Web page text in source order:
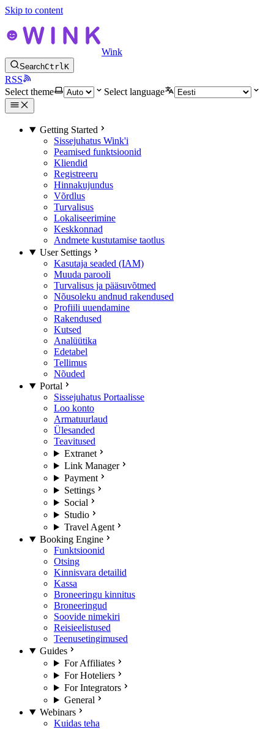
Skip to content
Wink
SearchCtrlK
RSS
Select theme
Select language
Getting Started
Sissejuhatus Wink'i
Peamised funktsioonid
Kliendid
Registreeru
Hinnakujundus
Võrdlus
Turvalisus
Lokaliseerimine
Keskkonnad
Andmete kustutamise taotlus
User Settings
Kasutaja seaded (IAM)
Muuda parooli
Turvalisus ja pääsuvõtmed
Nõusoleku andnud rakendused
Profiili uuendamine
Rakendused
Kutsed
Analüütika
Edetabel
Tellimus
Nõuded
Portal
Sissejuhatus Portaalisse
Loo konto
Armatuurlaud
Ülesanded
Teavitused
Extranet
Link Manager
Payment
Settings
Social
Studio
Travel Agent
Booking Engine
Funktsioonid
Otsing
Kinnisvara detailid
Kassa
Broneeringu kinnitus
Broneeringud
Soovide nimekiri
Reisieelistused
Teenusetingimused
Guides
For Affiliates
For Hoteliers
For Integrators
General
Webinars
Kuidas teha